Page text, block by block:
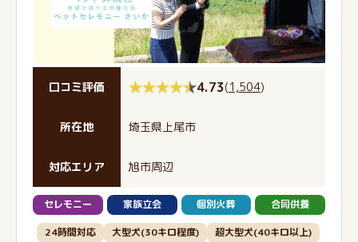
口コミ評価 4.73(1,504)
所在地 埼玉県上尾市
対応エリア 旭市周辺
セレモニー 家族立会 個別火葬 合同供養
24時間対応 大型犬(30キロ程度) 超大型犬(40キロ以上)